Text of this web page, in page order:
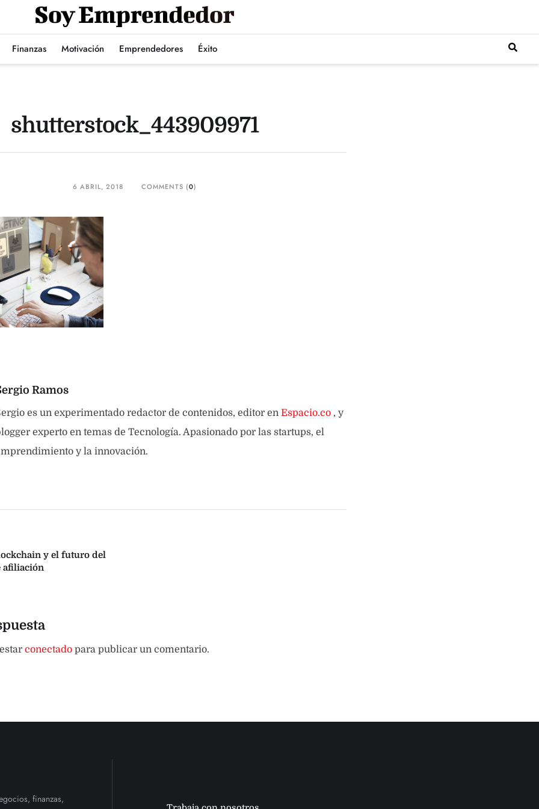
Finanzas Motivación Emprendedores Éxito
shutterstock_443909971
6 ABRIL, 2018 COMMENTS (0)
Ramos
es un experimentado redactor de contenidos, editor en Espacio.co , y
experto en temas de Tecnología. Apasionado por las startups, el
y la innovación.
y el futuro del
afiliación
conectado para publicar un comentario.
finanzas,